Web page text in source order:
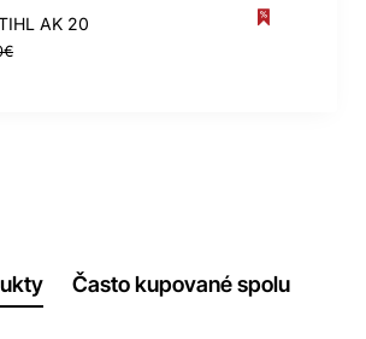
AK 20
Často kupované spolu